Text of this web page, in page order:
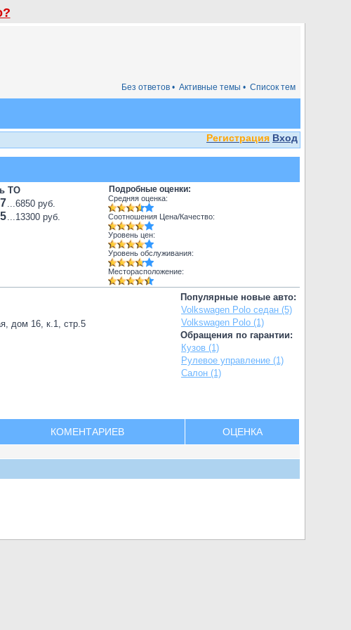
Список тем
Активные темы •
Без ответов •
Регистрация Вход
ТО
...6850 руб.
...13300 руб.
Подробные оценки:
Средняя оценка:
Соотношения Цена/Качество:
Уровень цен:
Уровень обслуживания:
Месторасположение:
Популярные новые авто:
Volkswagen Polo седан (5)
Volkswagen Polo (1)
Обращения по гарантии:
Кузов (1)
Рулевое управление (1)
Салон (1)
дом 16, к.1, стр.5
КОМЕНТАРИЕВ ОЦЕНКА